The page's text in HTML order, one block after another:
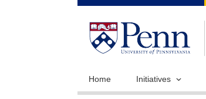
Home Initiatives